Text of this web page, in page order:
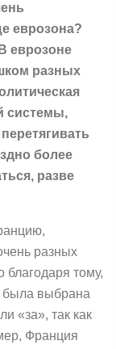
еврозона?
еврозоне
разных
системы,
более
разве
разных
тому,
была выбрана
«за», так как
Франция